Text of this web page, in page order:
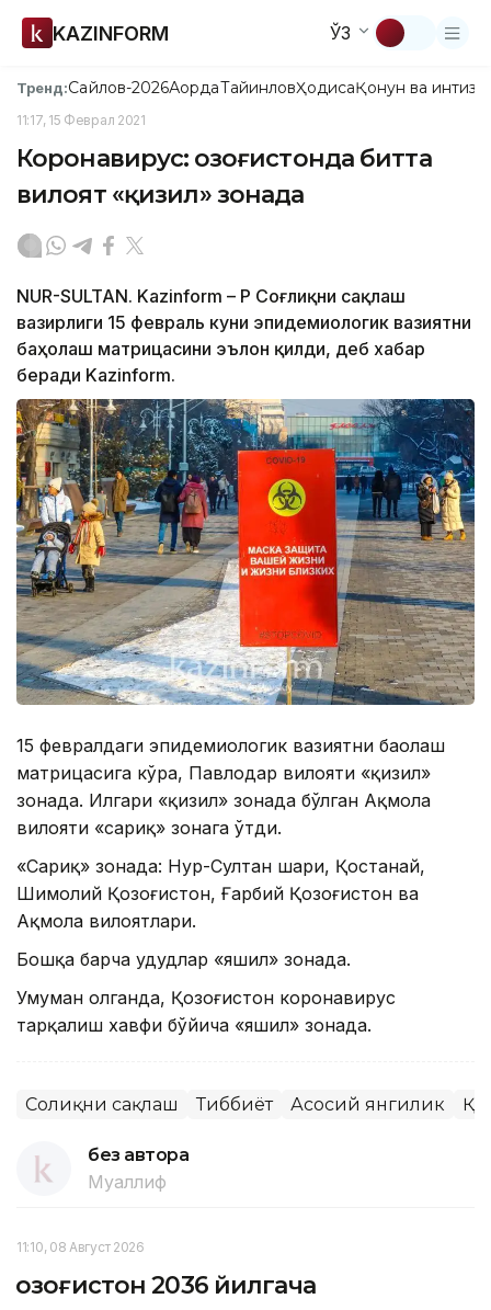
KAZINFORM ЎЗ
Тренд:Сайлов-2026АқордаТайинловҲодисаҚонун ва
11:17, 15 Феврал 2021
Коронавирус: Қозоғистонда битта
вилоят «қизил» зонада
NUR-SULTAN. Kazinform – ҚР Соғлиқни сақлаш
вазирлиги 15 февраль куни эпидемиологик вазиятни
баҳолаш матрицасини эълон қилди, деб хабар
беради Kazinform.
15 февралдаги эпидемиологик вазиятни баҳолаш
матрицасига кўра, Павлодар вилояти «қизил»
зонада. Илгари «қизил» зонада бўлган Ақмола
вилояти «сариқ» зонага ўтди.
«Сариқ» зонада: Нур-Султан шаҳри, Қостанай,
Шимолий Қозоғистон, Ғарбий Қозоғистон ва
Ақмола вилоятлари.
Бошқа барча ҳудудлар «яшил» зонада.
Умуман олганда, Қозоғистон коронавирус
тарқалиш хавфи бўйича «яшил» зонада.
Соғлиқни сақлаш Тиббиёт Асосий янгилик ҚР
без автора
Муаллиф
11:10, 08 Август 2026
Қозоғистон 2036 йилгача